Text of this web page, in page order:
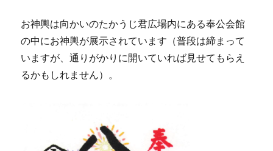
お神輿は向かいのたかうじ君広場内にある奉公会館
の中にお神輿が展示されています（普段は締まって
いますが、通りがかりに開いていれば見せてもらえ
るかもしれません）。